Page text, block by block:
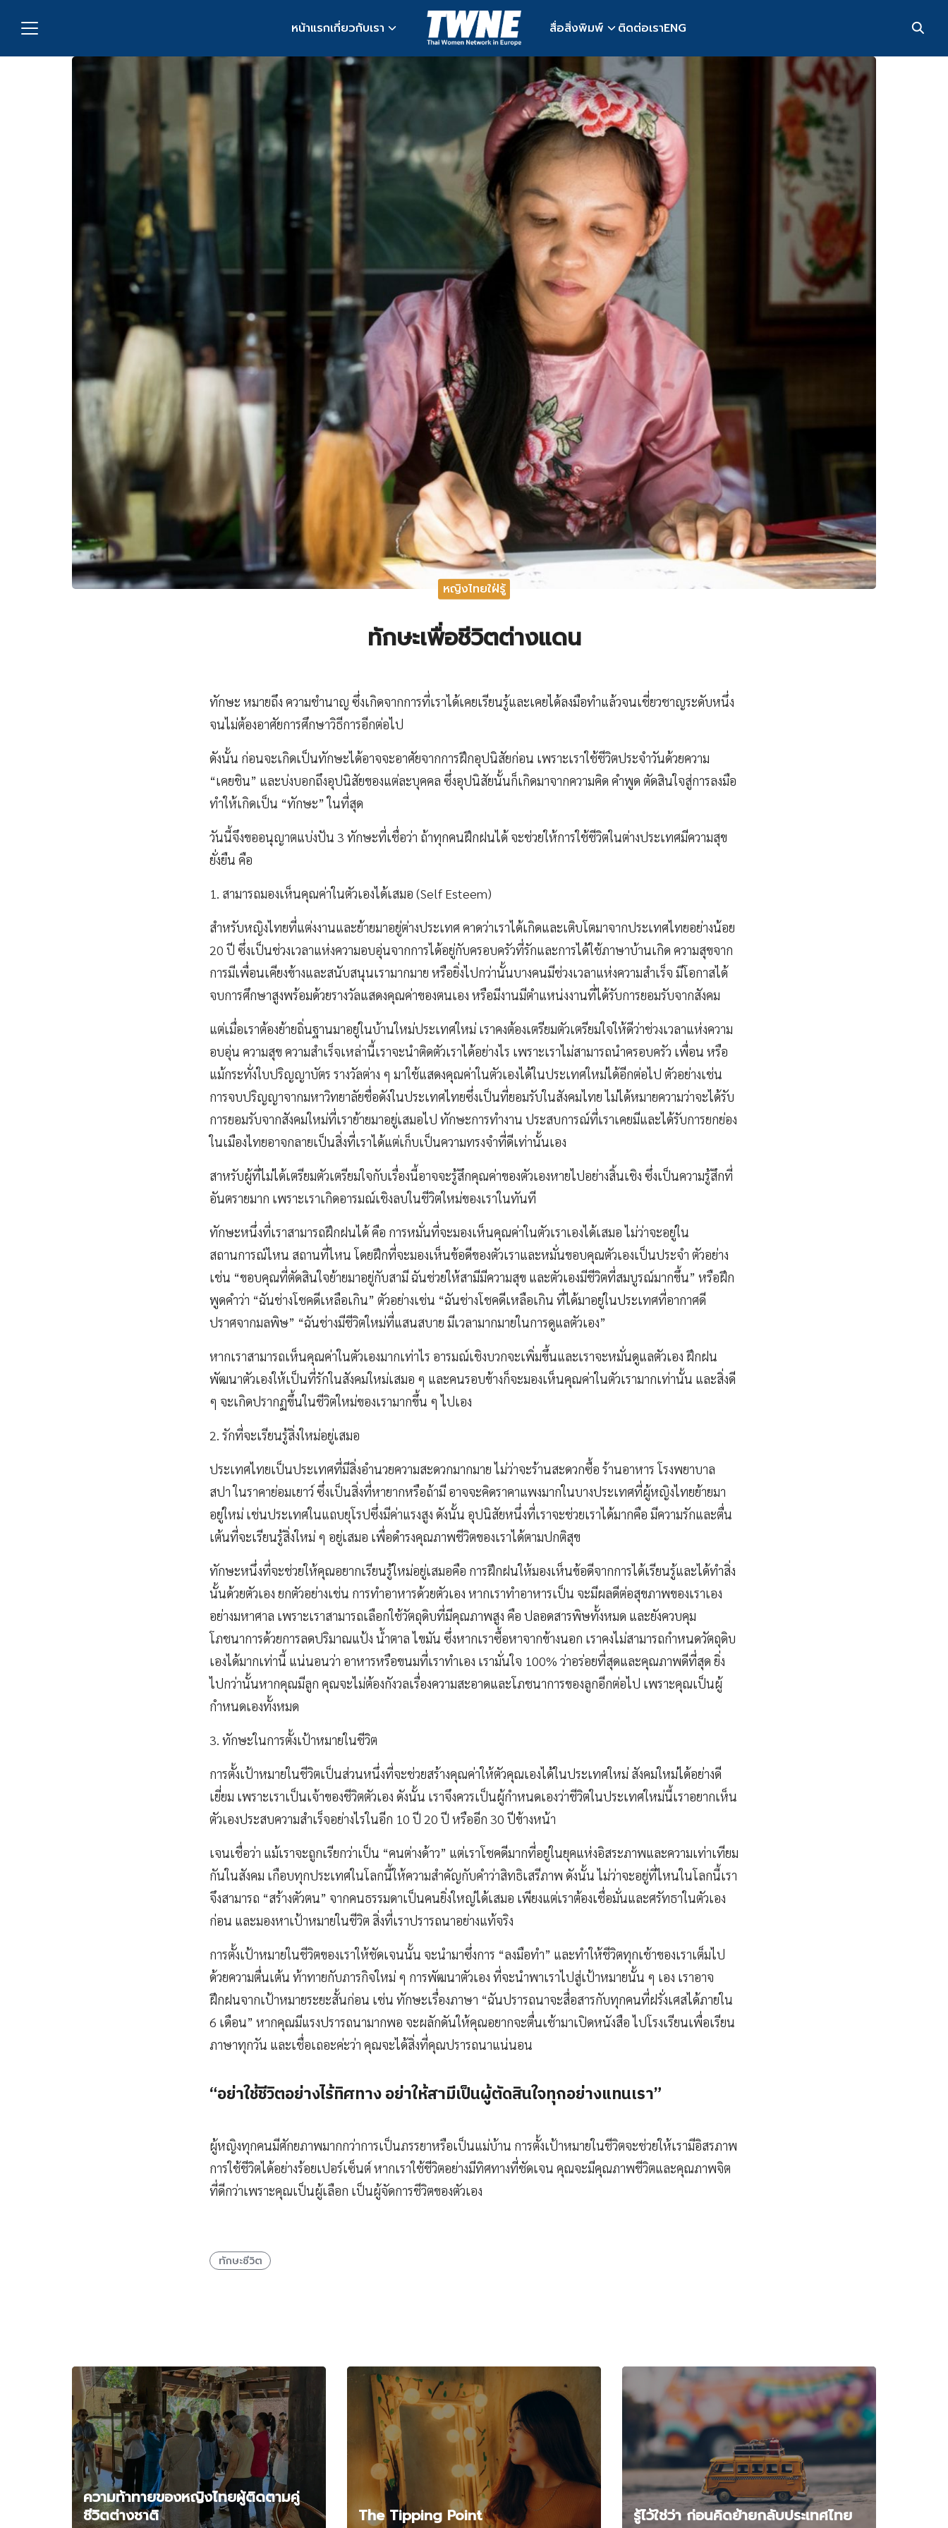
หน้าแรกเกี่ยวกับเรา สื่อสิ่งพิมพ์ ติดต่อเราENG
Search
หญิงไทยใฝ่รู้
ทักษะเพื่อชีวิตต่างแดน
ทักษะ หมายถึง ความชำนาญ ซึ่งเกิดจากการที่เราได้เคยเรียนรู้และเคยได้ลงมือทำแล้วจนเชี่ยวชาญระดับหนึ่ง
จนไม่ต้องอาศัยการศึกษาวิธีการอีกต่อไป
ดังนั้น ก่อนจะเกิดเป็นทักษะได้อาจจะอาศัยจากการฝึกอุปนิสัยก่อน เพราะเราใช้ชีวิตประจำวันด้วยความ
“เคยชิน” และบ่งบอกถึงอุปนิสัยของแต่ละบุคคล ซึ่งอุปนิสัยนั้นก็เกิดมาจากความคิด คำพูด ตัดสินใจสู่การลงมือ
ทำให้เกิดเป็น “ทักษะ” ในที่สุด
วันนี้จึงขออนุญาตแบ่งปัน 3 ทักษะที่เชื่อว่า ถ้าทุกคนฝึกฝนได้ จะช่วยให้การใช้ชีวิตในต่างประเทศมีความสุข
ยั่งยืน คือ
1. สามารถมองเห็นคุณค่าในตัวเองได้เสมอ (Self Esteem)
สำหรับหญิงไทยที่แต่งงานและย้ายมาอยู่ต่างประเทศ คาดว่าเราได้เกิดและเติบโตมาจากประเทศไทยอย่างน้อย
20 ปี ซึ่งเป็นช่วงเวลาแห่งความอบอุ่นจากการได้อยู่กับครอบครัวที่รักและการได้ใช้ภาษาบ้านเกิด ความสุขจาก
การมีเพื่อนเคียงข้างและสนับสนุนเรามากมาย หรือยิ่งไปกว่านั้นบางคนมีช่วงเวลาแห่งความสำเร็จ มีโอกาสได้
จบการศึกษาสูงพร้อมด้วยรางวัลแสดงคุณค่าของตนเอง หรือมีงานมีตำแหน่งงานที่ได้รับการยอมรับจากสังคม
แต่เมื่อเราต้องย้ายถิ่นฐานมาอยู่ในบ้านใหม่ประเทศใหม่ เราคงต้องเตรียมตัวเตรียมใจให้ดีว่าช่วงเวลาแห่งความ
อบอุ่น ความสุข ความสำเร็จเหล่านี้เราจะนำติดตัวเราได้อย่างไร เพราะเราไม่สามารถนำครอบครัว เพื่อน หรือ
แม้กระทั่งใบปริญญาบัตร รางวัลต่าง ๆ มาใช้แสดงคุณค่าในตัวเองได้ในประเทศใหม่ได้อีกต่อไป ตัวอย่างเช่น
การจบปริญญาจากมหาวิทยาลัยชื่อดังในประเทศไทยซึ่งเป็นที่ยอมรับในสังคมไทย ไม่ได้หมายความว่าจะได้รับ
การยอมรับจากสังคมใหม่ที่เราย้ายมาอยู่เสมอไป ทักษะการทำงาน ประสบการณ์ที่เราเคยมีและได้รับการยกย่อง
ในเมืองไทยอาจกลายเป็นสิ่งที่เราได้แต่เก็บเป็นความทรงจำที่ดีเท่านั้นเอง
สาหรับผู้ที่ไม่ได้เตรียมตัวเตรียมใจกับเรื่องนี้อาจจะรู้สึกคุณค่าของตัวเองหายไปอย่างสิ้นเชิง ซึ่งเป็นความรู้สึกที่
อันตรายมาก เพราะเราเกิดอารมณ์เชิงลบในชีวิตใหม่ของเราในทันที
ทักษะหนึ่งที่เราสามารถฝึกฝนได้ คือ การหมั่นที่จะมองเห็นคุณค่าในตัวเราเองได้เสมอ ไม่ว่าจะอยู่ใน
สถานการณ์ไหน สถานที่ไหน โดยฝึกที่จะมองเห็นข้อดีของตัวเราและหมั่นขอบคุณตัวเองเป็นประจำ ตัวอย่าง
เช่น “ขอบคุณที่ตัดสินใจย้ายมาอยู่กับสามี ฉันช่วยให้สามีมีความสุข และตัวเองมีชีวิตที่สมบูรณ์มากขึ้น” หรือฝึก
พูดคำว่า “ฉันช่างโชคดีเหลือเกิน” ตัวอย่างเช่น “ฉันช่างโชคดีเหลือเกิน ที่ได้มาอยู่ในประเทศที่อากาศดี
ปราศจากมลพิษ” “ฉันช่างมีชีวิตใหม่ที่แสนสบาย มีเวลามากมายในการดูแลตัวเอง”
หากเราสามารถเห็นคุณค่าในตัวเองมากเท่าไร อารมณ์เชิงบวกจะเพิ่มขึ้นและเราจะหมั่นดูแลตัวเอง ฝึกฝน
พัฒนาตัวเองให้เป็นที่รักในสังคมใหม่เสมอ ๆ และคนรอบข้างก็จะมองเห็นคุณค่าในตัวเรามากเท่านั้น และสิ่งดี
ๆ จะเกิดปรากฏขึ้นในชีวิตใหม่ของเรามากขึ้น ๆ ไปเอง
2. รักที่จะเรียนรู้สิ่งใหม่อยู่เสมอ
ประเทศไทยเป็นประเทศที่มีสิ่งอำนวยความสะดวกมากมาย ไม่ว่าจะร้านสะดวกซื้อ ร้านอาหาร โรงพยาบาล
สปา ในราคาย่อมเยาว์ ซึ่งเป็นสิ่งที่หายากหรือถ้ามี อาจจะคิดราคาแพงมากในบางประเทศที่ผู้หญิงไทยย้ายมา
อยู่ใหม่ เช่นประเทศในแถบยุโรปซึ่งมีค่าแรงสูง ดังนั้น อุปนิสัยหนึ่งที่เราจะช่วยเราได้มากคือ มีความรักและตื่น
เต้นที่จะเรียนรู้สิ่งใหม่ ๆ อยู่เสมอ เพื่อดำรงคุณภาพชีวิตของเราได้ตามปกติสุข
ทักษะหนึ่งที่จะช่วยให้คุณอยากเรียนรู้ใหม่อยู่เสมอคือ การฝึกฝนให้มองเห็นข้อดีจากการได้เรียนรู้และได้ทำสิ่ง
นั้นด้วยตัวเอง ยกตัวอย่างเช่น การทำอาหารด้วยตัวเอง หากเราทำอาหารเป็น จะมีผลดีต่อสุขภาพของเราเอง
อย่างมหาศาล เพราะเราสามารถเลือกใช้วัตถุดิบที่มีคุณภาพสูง คือ ปลอดสารพิษทั้งหมด และยังควบคุม
โภชนาการด้วยการลดปริมาณแป้ง น้ำตาล ไขมัน ซึ่งหากเราซื้อหาจากข้างนอก เราคงไม่สามารถกำหนดวัตถุดิบ
เองได้มากเท่านี้ แน่นอนว่า อาหารหรือขนมที่เราทำเอง เรามั่นใจ 100% ว่าอร่อยที่สุดและคุณภาพดีที่สุด ยิ่ง
ไปกว่านั้นหากคุณมีลูก คุณจะไม่ต้องกังวลเรื่องความสะอาดและโภชนาการของลูกอีกต่อไป เพราะคุณเป็นผู้
กำหนดเองทั้งหมด
3. ทักษะในการตั้งเป้าหมายในชีวิต
การตั้งเป้าหมายในชีวิตเป็นส่วนหนึ่งที่จะช่วยสร้างคุณค่าให้ตัวคุณเองได้ในประเทศใหม่ สังคมใหม่ได้อย่างดี
เยี่ยม เพราะเราเป็นเจ้าของชีวิตตัวเอง ดังนั้น เราจึงควรเป็นผู้กำหนดเองว่าชีวิตในประเทศใหม่นี้เราอยากเห็น
ตัวเองประสบความสำเร็จอย่างไรในอีก 10 ปี 20 ปี หรืออีก 30 ปีข้างหน้า
เจนเชื่อว่า แม้เราจะถูกเรียกว่าเป็น “คนต่างด้าว” แต่เราโชคดีมากที่อยู่ในยุคแห่งอิสระภาพและความเท่าเทียม
กันในสังคม เกือบทุกประเทศในโลกนี้ให้ความสำคัญกับคำว่าสิทธิเสรีภาพ ดังนั้น ไม่ว่าจะอยู่ที่ไหนในโลกนี้เรา
จึงสามารถ “สร้างตัวตน” จากคนธรรมดาเป็นคนยิ่งใหญ่ได้เสมอ เพียงแต่เราต้องเชื่อมั่นและศรัทธาในตัวเอง
ก่อน และมองหาเป้าหมายในชีวิต สิ่งที่เราปรารถนาอย่างแท้จริง
การตั้งเป้าหมายในชีวิตของเราให้ชัดเจนนั้น จะนำมาซึ่งการ “ลงมือทำ” และทำให้ชีวิตทุกเช้าของเราเต็มไป
ด้วยความตื่นเต้น ท้าทายกับภารกิจใหม่ ๆ การพัฒนาตัวเอง ที่จะนำพาเราไปสู่เป้าหมายนั้น ๆ เอง เราอาจ
ฝึกฝนจากเป้าหมายระยะสั้นก่อน เช่น ทักษะเรื่องภาษา “ฉันปรารถนาจะสื่อสารกับทุกคนที่ฝรั่งเศสได้ภายใน
6 เดือน” หากคุณมีแรงปรารถนามากพอ จะผลักดันให้คุณอยากจะตื่นเช้ามาเปิดหนังสือ ไปโรงเรียนเพื่อเรียน
ภาษาทุกวัน และเชื่อเถอะค่ะว่า คุณจะได้สิ่งที่คุณปรารถนาแน่นอน
“อย่าใช้ชีวิตอย่างไร้ทิศทาง อย่าให้สามีเป็นผู้ตัดสินใจทุกอย่างแทนเรา”
ผู้หญิงทุกคนมีศักยภาพมากกว่าการเป็นภรรยาหรือเป็นแม่บ้าน การตั้งเป้าหมายในชีวิตจะช่วยให้เรามีอิสรภาพ
การใช้ชีวิตได้อย่างร้อยเปอร์เซ็นต์ หากเราใช้ชีวิตอย่างมีทิศทางที่ชัดเจน คุณจะมีคุณภาพชีวิตและคุณภาพจิต
ที่ดีกว่าเพราะคุณเป็นผู้เลือก เป็นผู้จัดการชีวิตของตัวเอง
ทักษะชีวิต
ความท้าทายของหญิงไทยผู้ติดตามคู่
ชีวิตต่างชาติ
The Tipping Point รู้ไว้ใช่ว่า ก่อนคิดย้ายกลับประเทศไทย